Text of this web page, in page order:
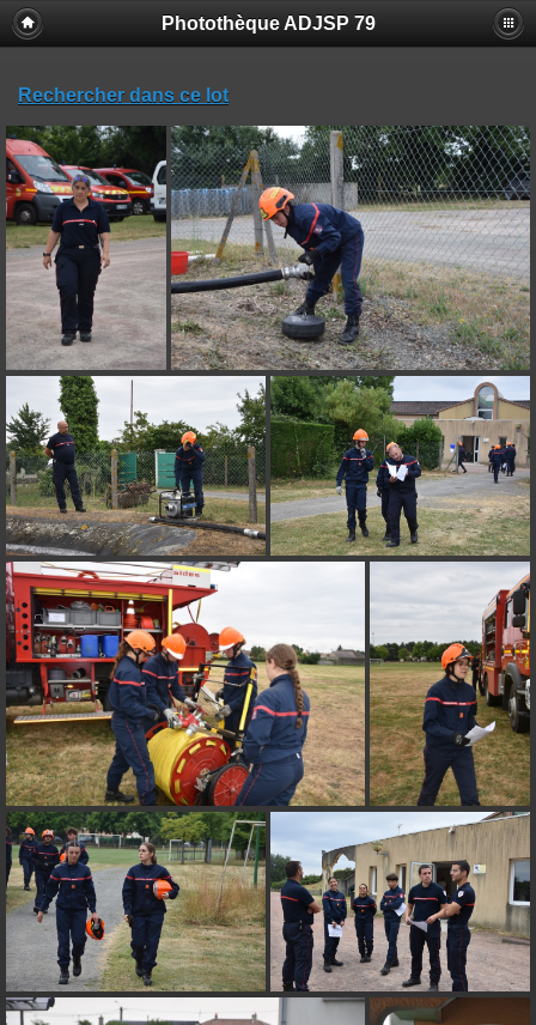
Photothèque ADJSP 79
Rechercher dans ce lot